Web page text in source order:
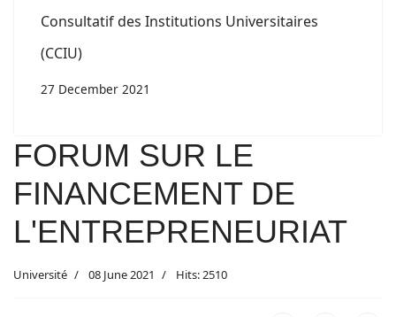
Consultatif des Institutions Universitaires
(CCIU)
27 December 2021
FORUM SUR LE
FINANCEMENT DE
L'ENTREPRENEURIAT
Université 08 June 2021 Hits: 2510